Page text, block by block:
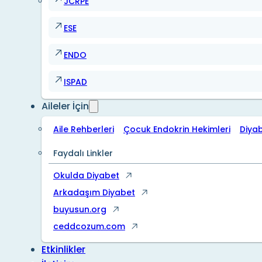
ESE
ENDO
ISPAD
Aileler İçin
Aile Rehberleri Çocuk Endokrin Hekimleri
Faydalı Linkler
Okulda Diyabet
Arkadaşım Diyabet
buyusun.org
ceddcozum.com
Etkinlikler